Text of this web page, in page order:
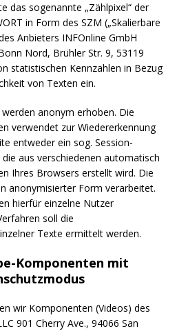
das sogenannte „Zählpixel“ der
in Form des SZM („Skalierbare
Anbieters INFOnline GmbH
Nord, Brühler Str. 9, 53119
statistischen Kennzahlen in Bezug
von Texten ein.
anonym erhoben. Die
verwendet zur Wiedererkennung
entweder ein sog. Session-
aus verschiedenen automatisch
Ihres Browsers erstellt wird. Die
anonymisierter Form verarbeitet.
hierfür einzelne Nutzer
soll die
Texte ermittelt werden.
Komponenten mit
wir Komponenten (Videos) des
901 Cherry Ave., 94066 San